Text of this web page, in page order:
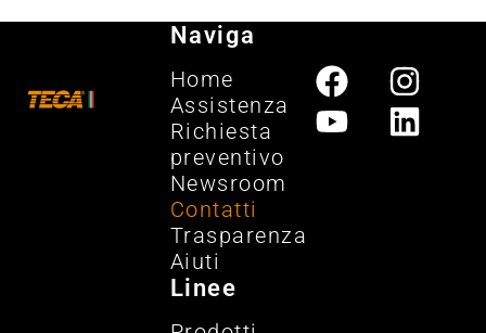
Naviga
Home
Assistenza
Richiesta
preventivo
Newsroom
Contatti
Trasparenza
Aiuti
Linee